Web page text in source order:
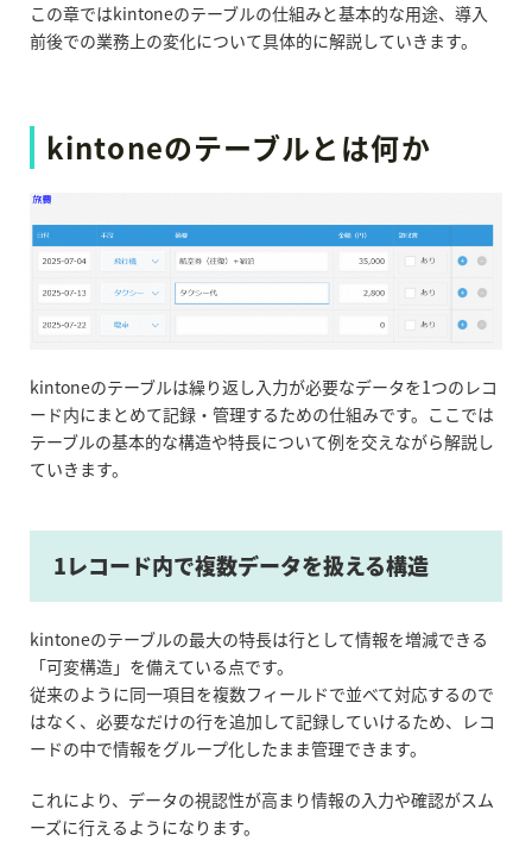
この章ではkintoneのテーブルの仕組みと基本的な用途、導入
前後での業務上の変化について具体的に解説していきます。
kintoneのテーブルとは何か
kintoneのテーブルは繰り返し入力が必要なデータを1つのレコ
ード内にまとめて記録・管理するための仕組みです。ここでは
テーブルの基本的な構造や特長について例を交えながら解説し
ていきます。
1レコード内で複数データを扱える構造
kintoneのテーブルの最大の特長は行として情報を増減できる
「可変構造」を備えている点です。
従来のように同一項目を複数フィールドで並べて対応するので
はなく、必要なだけの行を追加して記録していけるため、レコ
ードの中で情報をグループ化したまま管理できます。
これにより、データの視認性が高まり情報の入力や確認がスム
ーズに行えるようになります。